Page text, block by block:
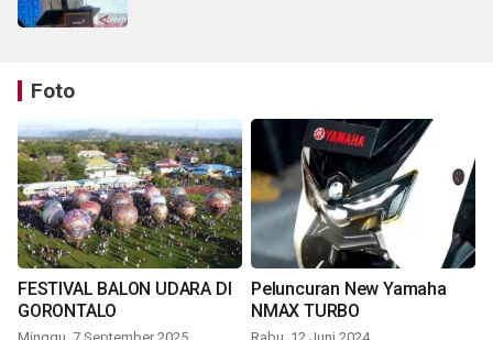
Foto
FESTIVAL BALON UDARA DI
GORONTALO
Peluncuran New Yamaha
NMAX TURBO